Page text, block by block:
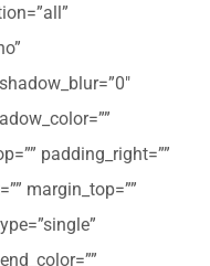
padding_right=””
margin_top=””